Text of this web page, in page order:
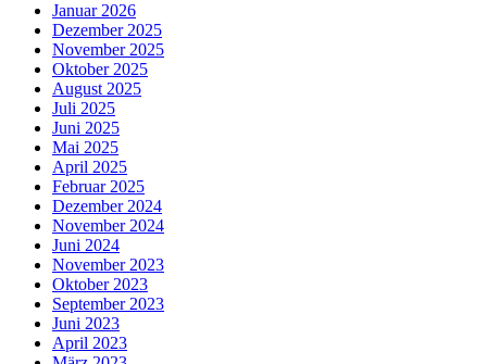
Januar 2026
Dezember 2025
November 2025
Oktober 2025
August 2025
Juli 2025
Juni 2025
Mai 2025
April 2025
Februar 2025
Dezember 2024
November 2024
Juni 2024
November 2023
Oktober 2023
September 2023
Juni 2023
April 2023